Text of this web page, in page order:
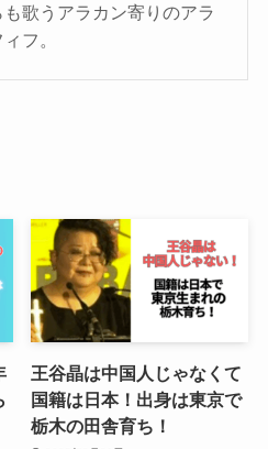
歌うアラカン寄りのアラ
フ。
王谷晶は中国人じゃなくて
国籍は日本！出身は東京で
栃木の田舎育ち！